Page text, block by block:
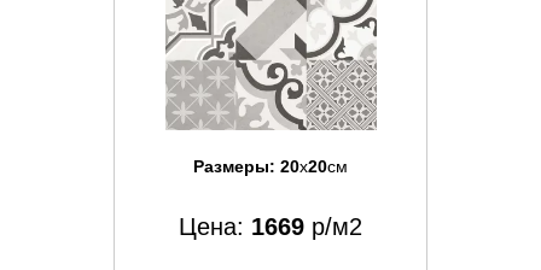
Размеры: 20x20см
Цена: 1669 р/м2